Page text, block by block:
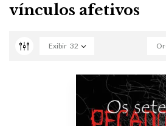
vínculos afetivos
Exibir 32